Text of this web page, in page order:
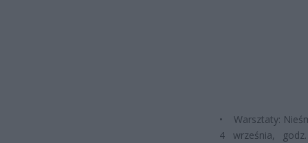
• Warsztaty:
4 września,